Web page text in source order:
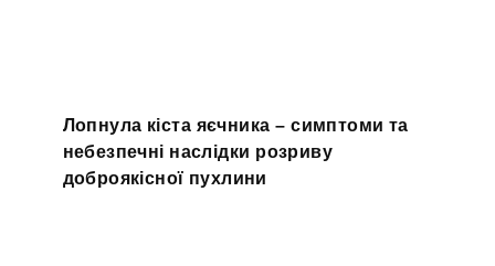
Лопнула кіста яєчника – симптоми та
небезпечні наслідки розриву
доброякісної пухлини